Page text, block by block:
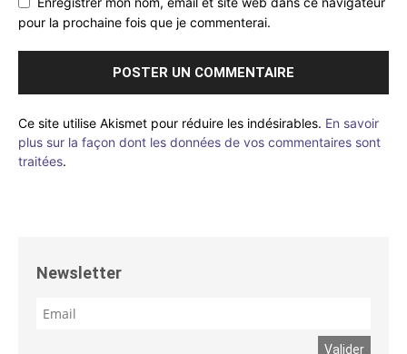
pour la prochaine fois que je commenterai.
Ce site utilise Akismet pour réduire les indésirables. En savoir
plus sur la façon dont les données de vos commentaires sont
traitées.
Newsletter